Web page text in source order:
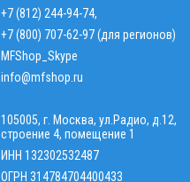
+7 (812) 244-94-74,
+7 (800) 707-62-97 (для регионов)
MFShop_Skype
info@mfshop.ru
105005, г. Москва, ул.Радио, д.12,
строение 4, помещение 1
ИНН 132302532487
ОГРН 314784704400433